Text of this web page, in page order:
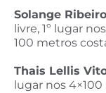
Solange
livre, 1º lugar
100 metros
Thais Lellis
lugar nos